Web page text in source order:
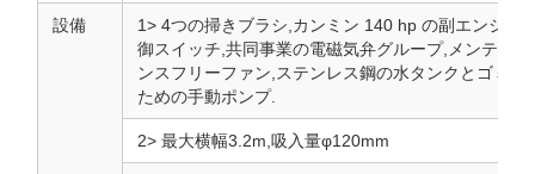
設備
1> 4つの掃きブラシ,カンミン 140 hp の副エンジン
御スイッチ,共同事業の電磁気弁グループ,メンテナ
ンスフリーファン,ステンレス鋼の水タンクとゴミ
ための手動ポンプ.
2> 最大横幅3.2m,吸入量φ120mm